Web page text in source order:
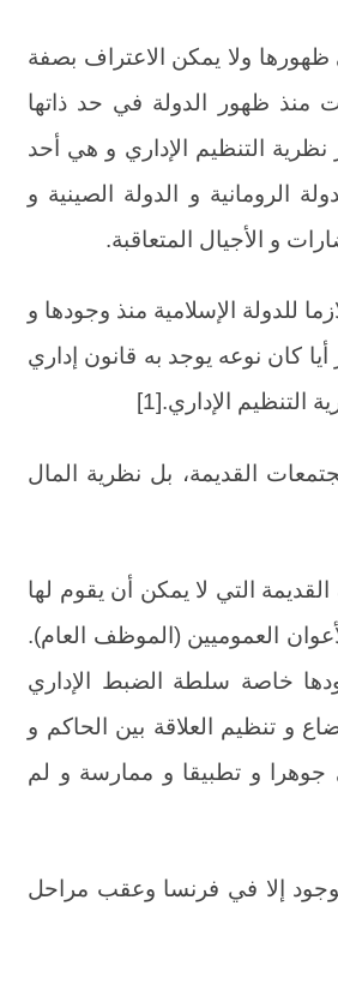
ظهورها ولا يمكن الاعتراف بصفة
منذ ظهور الدولة في حد ذاتها
التنظيم الإداري و هي أحد
الرومانية و الدولة الصينية و
و الأجيال المتعاقبة.
للدولة الإسلامية منذ وجودها و
كان نوعه يوجد به قانون إداري
الإداري.[1]
القديمة، بل نظرية المال
القديمة التي لا يمكن أن يقوم لها
العموميين (الموظف العام).
خاصة سلطة الضبط الإداري
و تنظيم العلاقة بين الحاكم و
جوهرا و تطبيقا و ممارسة و لم
إلا في فرنسا وعقب مراحل